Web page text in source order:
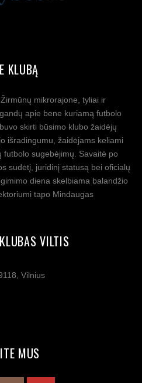
KLUBĄ
mikrorajone, tyliai ir
apie bene kuriamą futbolo
skirti būsimo klubo žaidėjų
išradingumu, žaidėjams keliami
futbolo sugebėjimų. Savaitė po
sudėtį, juridinį statusą bei oficialų
diena skelbiama balandžio
tapo Mindaugas
VILTIS
Vilnius
MUS